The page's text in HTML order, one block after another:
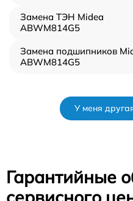
Замена ТЭН Midea
ABWM814G5
Замена подшипников
ABWM814G5
У меня
Гарантийные